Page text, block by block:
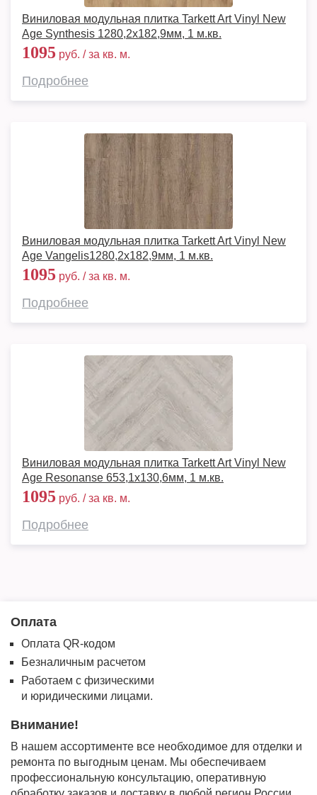
Виниловая модульная плитка Tarkett Art Vinyl New
Age Synthesis 1280,2х182,9мм, 1 м.кв.
1095 руб. / за кв. м.
Подробнее
Виниловая модульная плитка Tarkett Art Vinyl New
Age Vangelis1280,2х182,9мм, 1 м.кв.
1095 руб. / за кв. м.
Подробнее
Виниловая модульная плитка Tarkett Art Vinyl New
Age Resonanse 653,1х130,6мм, 1 м.кв.
1095 руб. / за кв. м.
Подробнее
Оплата
Оплата QR-кодом
Безналичным расчетом
Работаем с физическими
и юридическими лицами.
Внимание!
В нашем ассортименте все необходимое для отделки и
ремонта по выгодным ценам. Мы обеспечиваем
профессиональную консультацию, оперативную